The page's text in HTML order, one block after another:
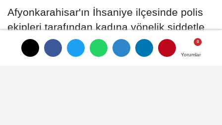
Yorumlar
Afyonkarahisar'ın İhsaniye ilçesinde polis
ekipleri tarafından kadına yönelik şiddetle
karşı mücadele çerçevesinde broşür
dağıtarak bilgilendirme yaptı.
Yorumlar